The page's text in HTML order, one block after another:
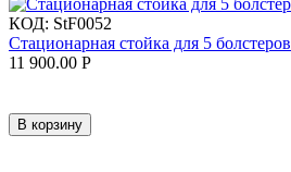
КОД: StF0052
Стационарная стойка для 5 болстеров
11 900.00 Р
В корзину